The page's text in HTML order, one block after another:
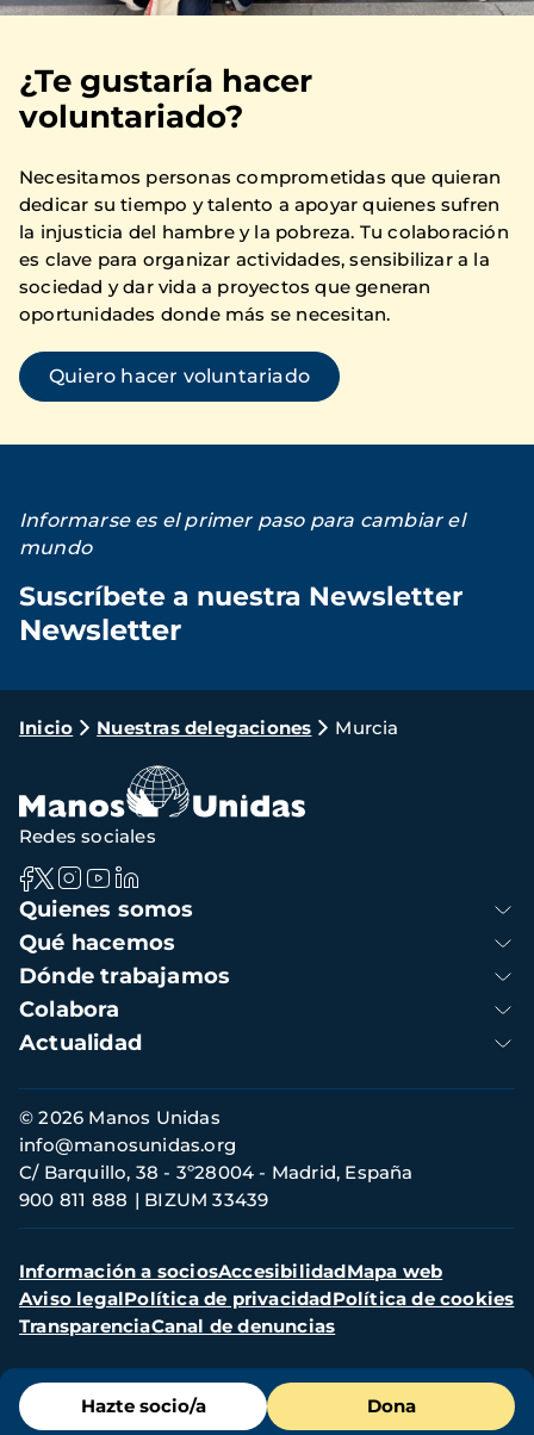
¿Te gustaría hacer
voluntariado?
Necesitamos personas comprometidas que quieran
dedicar su tiempo y talento a apoyar quienes sufren
la injusticia del hambre y la pobreza. Tu colaboración
es clave para organizar actividades, sensibilizar a la
sociedad y dar vida a proyectos que generan
oportunidades donde más se necesitan.
Quiero hacer voluntariado
Informarse es el primer paso para cambiar el
mundo
Suscríbete a nuestra Newsletter
Newsletter
Ruta
navegación
Inicio Nuestras delegaciones Murcia
Menú
de
Hazte socio/a Dona
Navegación
principal
Quienes somos
Qué hacemos
Dónde trabajamos
Colabora
Actualidad
Redes sociales
Información
de
contacto
© 2026 Manos Unidas
C/ Barquillo, 38 - 3º28004 - Madrid, España
900 811 888
BIZUM 33439
info@manosunidas.org
Menú
secundario
Información a sociosAccesibilidadMapa web
Aviso legalPolítica de privacidadPolítica de cookies
TransparenciaCanal de denuncias